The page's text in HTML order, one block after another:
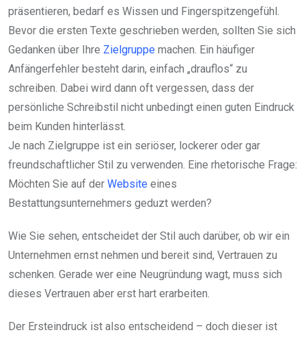
präsentieren, bedarf es Wissen und Fingerspitzengefühl.
Bevor die ersten Texte geschrieben werden, sollten Sie sich
Gedanken über Ihre Zielgruppe machen. Ein häufiger
Anfängerfehler besteht darin, einfach „drauflos“ zu
schreiben. Dabei wird dann oft vergessen, dass der
persönliche Schreibstil nicht unbedingt einen guten Eindruck
beim Kunden hinterlässt.
Je nach Zielgruppe ist ein seriöser, lockerer oder gar
freundschaftlicher Stil zu verwenden. Eine rhetorische Frage:
Möchten Sie auf der Website eines
Bestattungsunternehmers geduzt werden?
Wie Sie sehen, entscheidet der Stil auch darüber, ob wir ein
Unternehmen ernst nehmen und bereit sind, Vertrauen zu
schenken. Gerade wer eine Neugründung wagt, muss sich
dieses Vertrauen aber erst hart erarbeiten.
Der Ersteindruck ist also entscheidend – doch dieser ist